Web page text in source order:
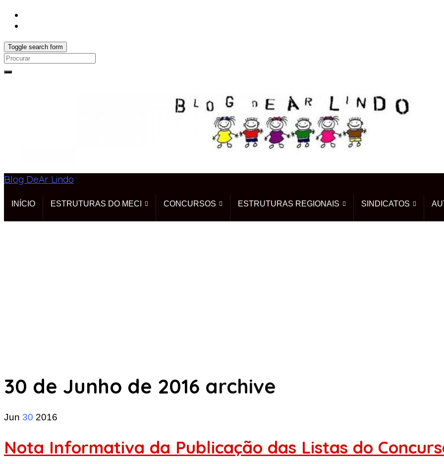
Toggle search form
Search
Blog DeAr Lindo
INÍCIO ESTRUTURAS DO MECI CONCURSOS ESTRUTURAS REGIONAIS SINDICATOS
30 de Junho de 2016 archive
Jun 30 2016
Nota Informativa da Publicação das Listas do